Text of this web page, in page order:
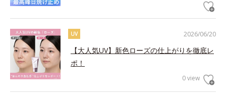
2026/06/20
UV
【大人気UV】新色ローズの仕上がりを徹底レ
ポ！
0 view